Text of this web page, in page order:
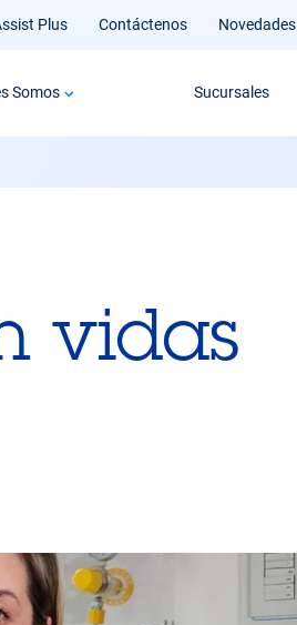
Plus Contáctenos Novedades
Somos Sucursales
vidas